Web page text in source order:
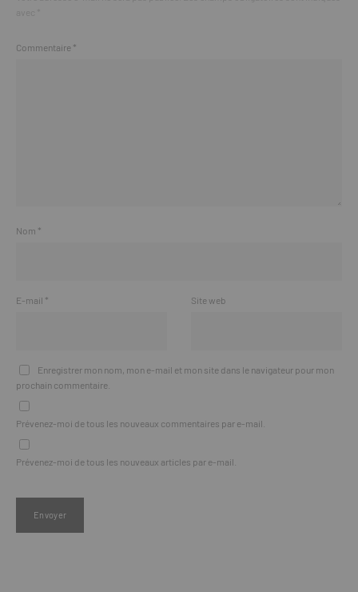
Commentaire *
Nom *
E-mail * Site web
Enregistrer mon nom, mon e-mail et mon site dans le navigateur pour mon
prochain commentaire.
Prévenez-moi de tous les nouveaux commentaires par e-mail.
Prévenez-moi de tous les nouveaux articles par e-mail.